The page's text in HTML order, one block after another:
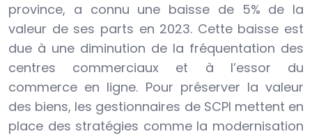
province, a connu une baisse de 5% de la
valeur de ses parts en 2023. Cette baisse est
due à une diminution de la fréquentation des
centres commerciaux et à l’essor du
commerce en ligne. Pour préserver la valeur
des biens, les gestionnaires de SCPI mettent en
place des stratégies comme la modernisation